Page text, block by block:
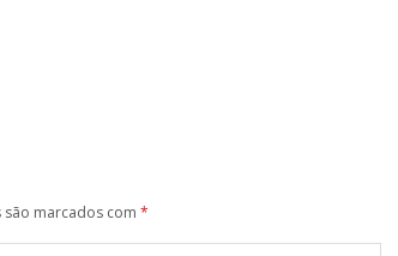
são marcados com*